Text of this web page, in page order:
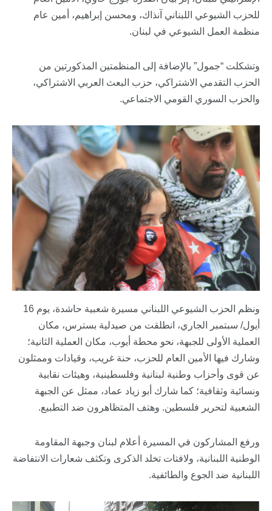
للحزب الشيوعي اللبناني آنذاك، ومحسن إبراهيم، أمين عام
منظمة العمل الشيوعي في لبنان.
وتشكلت “جمول” بالإضافة إلى المنظمتين المذكورتين من
الحزب التقدمي الاشتراكي، حزب البعث العربي الاشتراكي،
والحزب السوري القومي الاجتماعي.
ونظم الحزب الشيوعي اللبناني مسيرة شعبية حاشدة، يوم 16
أيول/ سبتمبر الجاري، انطلقت من صيدلية بسترس، مكان
العملية الأولى للجبهة، نحو محطة أيوب، مكان العملية الثانية؛
وشارك فيها الأمين العام للحزب، حنة غريب، وقيادات وممثلون
عن قوى وأحزاب وطنية لبنانية وفلسطينية، وهيئات نقابية
ونسائية وثقافية؛ كما شارك أبو زياد عماد، ممثل عن الجبهة
الشعبية لتحرير فلسطين. وهتف المتظاهرون ضد التطبيع.
ورفع المشاركون في المسيرة أعلام لبنان وجبهة المقاومة
الوطنية اللبنانية، ولافتات تخلد الذكرى وتكثف شعارات الانتفاضة
اللبنانية ضد الجوع والطائفية.